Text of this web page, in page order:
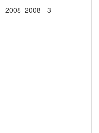
2008–2008 3